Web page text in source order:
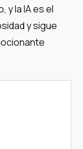
y la IA es el
y sigue